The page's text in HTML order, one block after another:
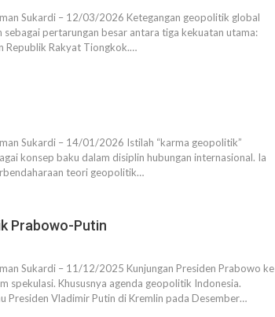
Sukardi – 12/03/2026 Ketegangan geopolitik global
sebagai pertarungan besar antara tiga kekuatan utama:
Republik Rakyat Tiongkok.…
Sukardi – 14/01/2026 Istilah “karma geopolitik”
konsep baku dalam disiplin hubungan internasional. Ia
teori geopolitik…
Prabowo-Putin
Sukardi – 11/12/2025 Kunjungan Presiden Prabowo ke
spekulasi. Khususnya agenda geopolitik Indonesia.
Presiden Vladimir Putin di Kremlin pada Desember…